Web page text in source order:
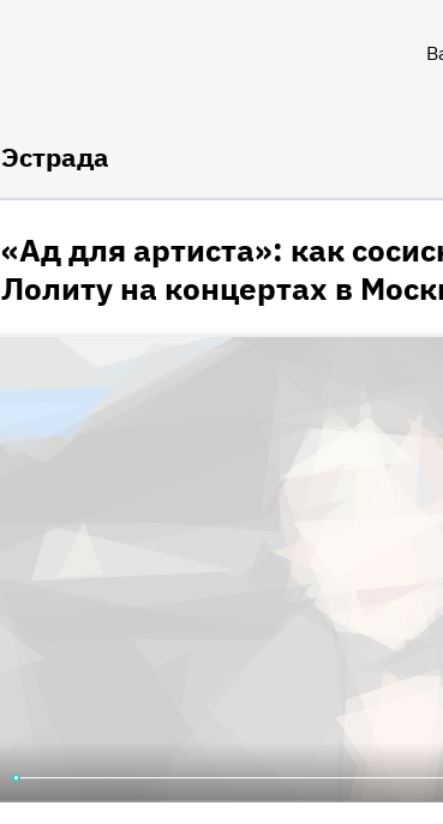
Эстрада
«Ад для артиста»: как
Лолиту на концертах в